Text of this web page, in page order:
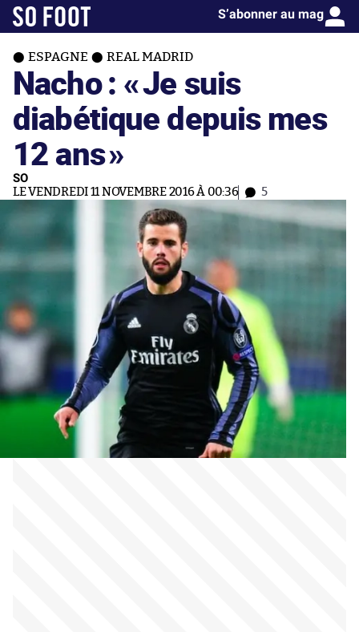
S’abonner au mag
ESPAGNE REAL MADRID
Nacho : «Je suis
diabétique depuis mes
12 ans»
SO
LE VENDREDI 11 NOVEMBRE 2016 À 00:36 5